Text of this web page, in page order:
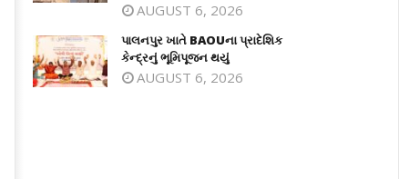
AUGUST 6, 2026
પાલનપુર ખાતે BAOUના પ્રાદેશિક
કેન્દ્રનું ભૂમિપૂજન થયું
AUGUST 6, 2026